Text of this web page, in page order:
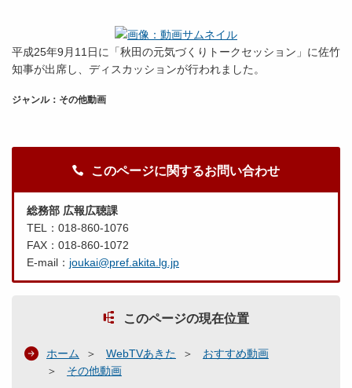
平成25年9月11日に「秋田の元気づくりトークセッション」に佐竹
知事が出席し、ディスカッションが行われました。
ジャンル：その他動画
このページに関するお問い合わせ
総務部 広報広聴課
TEL：018-860-1076
FAX：018-860-1072
E-mail： joukai@pref.akita.lg.jp
このページの現在位置
ホーム WebTVあきた
おすすめ動画
その他動画